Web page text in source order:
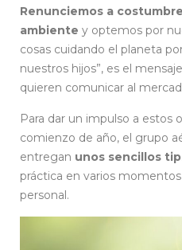
Renunciemos a
ambiente y optemos por
cosas cuidando el planeta
nuestros hijos”, es el
quieren comunicar al
Para dar un impulso a estos
comienzo de año, el grupo
entregan unos sencillos
práctica en varios
personal.